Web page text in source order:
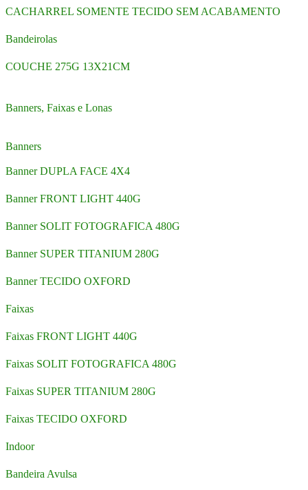
CACHARREL SOMENTE TECIDO SEM ACABAMENTO
Bandeirolas
COUCHE 275G 13X21CM
Banners, Faixas e Lonas
Banners
Banner DUPLA FACE 4X4
Banner FRONT LIGHT 440G
Banner SOLIT FOTOGRAFICA 480G
Banner SUPER TITANIUM 280G
Banner TECIDO OXFORD
Faixas
Faixas FRONT LIGHT 440G
Faixas SOLIT FOTOGRAFICA 480G
Faixas SUPER TITANIUM 280G
Faixas TECIDO OXFORD
Indoor
Bandeira Avulsa